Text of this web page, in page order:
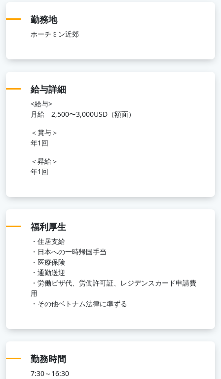
勤務地
ホーチミン近郊
給与詳細
<給与>
月給 2,500〜3,000USD（額面）
＜賞与＞
年1回
＜昇給＞
年1回
福利厚生
・住居支給
・日本への一時帰国手当
・医療保険
・通勤送迎
・労働ビザ代、労働許可証、レジデンスカード申請費
用
・その他ベトナム法律に準ずる
勤務時間
7:30～16:30